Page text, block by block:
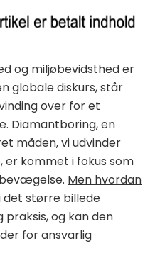
og miljøbevidsthed er
globale diskurs, står
over for et
Diamantboring, en
måden, vi udvinder
er kommet i fokus som
Men hvordan
det større billede
og kan den
for ansvarlig